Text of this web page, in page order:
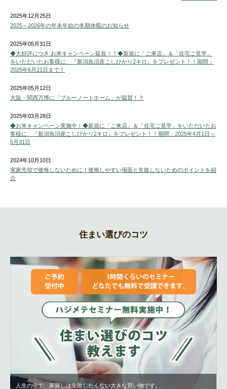
2025年12月25日
2025～2026年の年末年始の冬期休暇のお知らせ
2025年05月31日
◆大好評につき お米キャンペーン延長！！◆新規に「ご来店」＆「住宅ご見学」
をいただいたお客様に、『新潟魚沼産こしひかり2キロ』をプレゼント！！期間：
2025年6月21日まで！
2025年05月12日
大阪・関西万博に「ブルーノートホーム」が協賛！？
2025年03月28日
◆お米キャンペーン実施中！◆新規に「ご来店」＆「住宅ご見学」をいただいたお
客様に、『新潟魚沼産こしひかり2キロ』をプレゼント！！期間：2025年4月1日～
5月31日
2024年10月10日
実家売却で後悔しないために！後悔しやすい場面と失敗しないためのポイントを紹
介
住まい選びのコツ
人生の中で、家探しは失敗したくない大きな買い物です。